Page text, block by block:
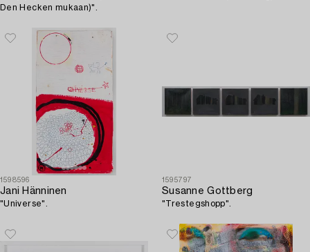
Den Hecken mukaan)".
1598596
Jani Hänninen
"Universe".
1595797
Susanne Gottberg
"Trestegshopp".